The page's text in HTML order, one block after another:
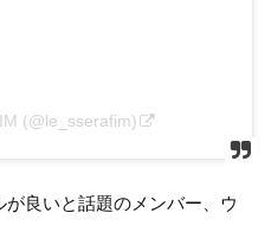
(@le_sserafim)
良いと話題のメンバー、ウ